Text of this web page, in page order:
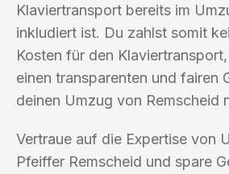
Klaviertransport bereits im
inkludiert ist. Du zahlst somit
Kosten für den
einen transparenten und fairen
deinen Umzug von Remscheid
Vertraue auf die Expertise von
Pfeiffer Remscheid und spare